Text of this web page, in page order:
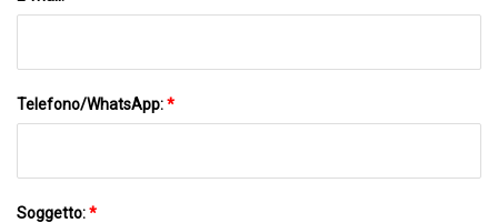
Telefono/WhatsApp:*
Soggetto:*